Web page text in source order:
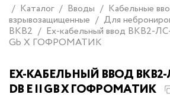
Каталог Вводы
Кабельные
взрывозащищенные
Для
ВКВ2
Ех-кабельный ввод ВКВ2-
Gb X ГОФРОМАТИК
ЕХ-КАБЕЛЬНЫЙ ВВОД ВКВ2-
DB E II GB X ГОФРОМАТИК